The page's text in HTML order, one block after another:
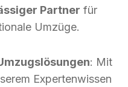
Partner für
Umzüge.
: Mit
Expertenwissen